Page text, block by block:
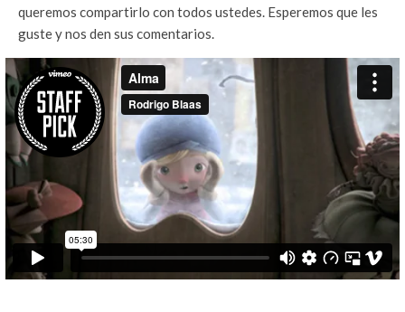
queremos compartirlo con todos ustedes. Esperemos que les
guste y nos den sus comentarios.